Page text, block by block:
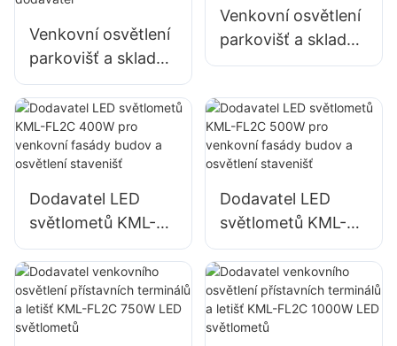
Venkovní osvětlení
parkovišť a skladů
KML-FL2C 200W
LED světlomet
dodavatel
Venkovní osvětlení
parkovišť a skladů
KML-FL2C 240W
Dodavatel LED
světlometů KML-
FL2C 400W pro
venkovní fasády
budov a osvětlení
stavenišť
Dodavatel LED
světlometů KML-
FL2C 500W pro
venkovní fasády
budov a osvětlení
stavenišť